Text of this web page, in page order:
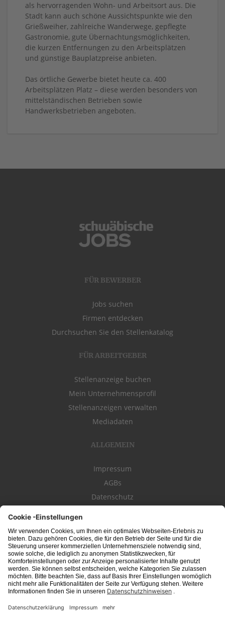
als hervorragenden Wohn- und Arbeitsort aus. Die
Stadt kann auch schöne Aussichtspunkte wie den
Grießweiher, zahlreiche Wanderwege, gepflegte
Gastronomie, gute Übernachtungsmöglichkeiten,
die kurzen Entfernungen zu den Arbeitsplätzen
und günstige Bauplatzpreise anbieten.
Das örtliche Gewerbe bietet heute ca. 400
Arbeitsplätzen Platz – diese werden besonders von
mittelständischen Betrieben sowie
Handwerksbetrieben angeboten.
FÜR BEWERBER
Jobs suchen
Firmen entdecken
Durchsuchen Sie den Stellenkatalog
FÜR ARBEITGEBER
Stellenanzeige buchen
Mein Unternehmensprofil
Stellenanzeigen verwalten
Mediadaten
ALLGEMEIN
Impressum
AGBs
Datenschutz
schwäbischeJOBS - die Stellenbörse für die RegionBodensee, Schwaben,
Ostalbund Allgäu. Alle Jobs im Süden!
Auszubildende, Berufseinsteiger, Fachkräfte und Führungskräfte! Aktuelle